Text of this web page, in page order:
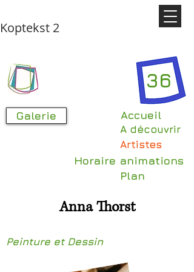
Koptekst 2
Galerie
36
Accueil
A découvrir
Artistes
Horaire animations
Plan
Anna Thorst
Peinture et Dessin